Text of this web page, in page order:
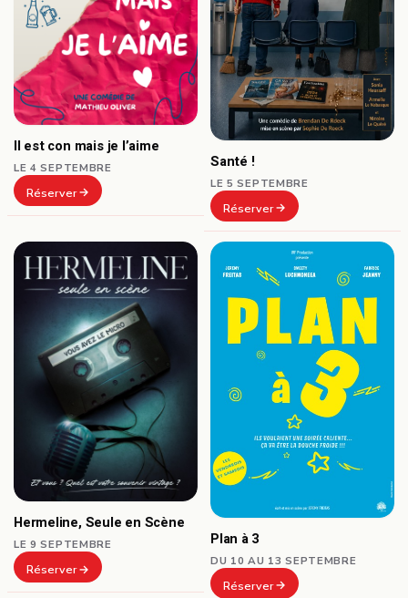
Il est con mais je l’aime
LE 4 SEPTEMBRE
Réserver
Santé !
LE 5 SEPTEMBRE
Réserver
Hermeline, Seule en Scène
LE 9 SEPTEMBRE
Réserver
Plan à 3
DU 10 AU 13 SEPTEMBRE
Réserver